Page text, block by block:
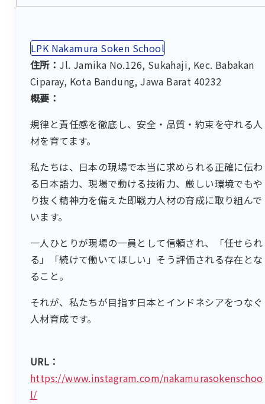
LPK Nakamura Soken School
住所： Jl. Jamika No.126, Sukahaji, Kec. Babakan
Ciparay, Kota Bandung, Jawa Barat 40232
概要：
規律と責任感を徹底し、安全・品質・約束を守れる人
材を育てます。
私たちは、日本の現場で本当に求められる正確に伝わ
る日本語力、現場で動ける技術力、厳しい環境でもや
り抜く精神力を備えた即戦力人材の育成に取り組んで
います。
一人ひとりが現場の一員として信頼され、「任せられ
る」「続けて働いてほしい」そう評価される存在とな
ること。
それが、私たちが目指す日本とインドネシアをつなぐ
人材育成です。
URL：
https://www.instagram.com/nakamurasokenschoo
l/